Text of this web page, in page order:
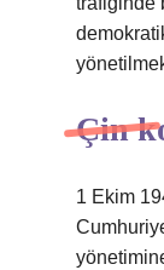
Çin
1 Ekim